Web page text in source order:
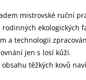
mistrovské ruční
ekologických
a technologii
jen s losí kůží.
těžkých kovů